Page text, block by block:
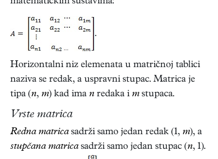
.
Horizontalni niz elemenata u matričnoj tablici
naziva se redak, a uspravni stupac. Matrica je
tipa (n, m) kad ima n redaka i mstupaca.
Vrste matrica
Redna matricasadrži samo jedan redak (1, m), a
stupčana matricasadrži samo jedan stupac (n, 1).